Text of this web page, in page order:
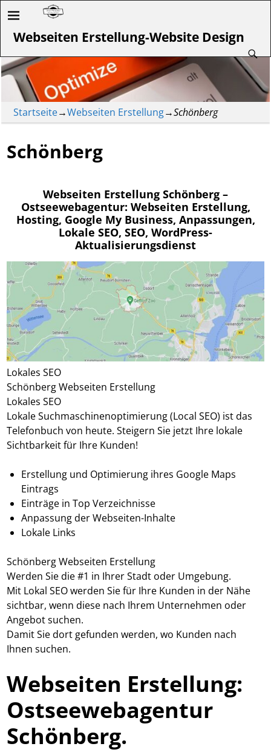
Webseiten Erstellung-Website Design
Startseite→Webseiten Erstellung→Schönberg
Schönberg
Webseiten Erstellung Schönberg –
Ostseewebagentur: Webseiten Erstellung,
Hosting, Google My Business, Anpassungen,
Lokale SEO, SEO, WordPress-
Aktualisierungsdienst
Lokales SEO
Schönberg Webseiten Erstellung
Lokales SEO
Lokale Suchmaschinenoptimierung (Local SEO) ist das
Telefonbuch von heute. Steigern Sie jetzt Ihre lokale
Sichtbarkeit für Ihre Kunden!
Erstellung und Optimierung ihres Google Maps
Eintrags
Einträge in Top Verzeichnisse
Anpassung der Webseiten-Inhalte
Lokale Links
Schönberg Webseiten Erstellung
Werden Sie die #1 in Ihrer Stadt oder Umgebung.
Mit Lokal SEO werden Sie für Ihre Kunden in der Nähe
sichtbar, wenn diese nach Ihrem Unternehmen oder
Angebot suchen.
Damit Sie dort gefunden werden, wo Kunden nach
Ihnen suchen.
Webseiten Erstellung:
Ostseewebagentur
Schönberg.